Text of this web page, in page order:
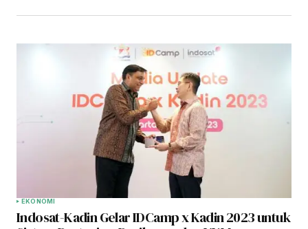
EKONOMI
Indosat-Kadin Gelar IDCamp x Kadin 2023 untuk